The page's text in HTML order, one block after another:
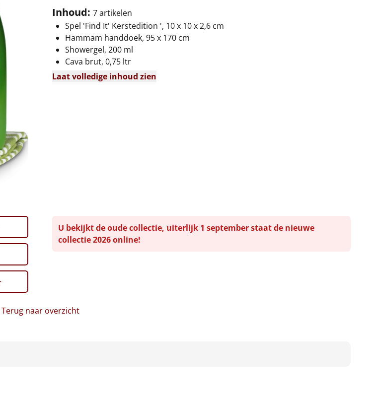
Inhoud: 7 artikelen
Spel 'Find It' Kerstedition ', 10 x 10 x 2,6 cm
Hammam handdoek, 95 x 170 cm
Showergel, 200 ml
Cava brut, 0,75 ltr
Laat volledige inhoud zien
U bekijkt de oude collectie, uiterlijk 1 september staat de nieuwe
collectie 2026 online!
Terug naar overzicht